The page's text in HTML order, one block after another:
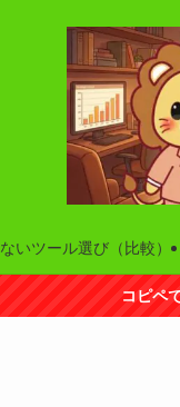
いツール選び（比較）
コピペ